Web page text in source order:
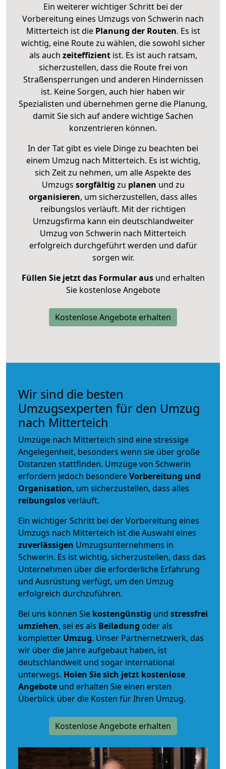
Ein weiterer wichtiger Schritt bei der
Vorbereitung eines Umzugs von Schwerin nach
Mitterteich ist diePlanung der Routen. Es ist
wichtig, eine Route zu wählen, die sowohl sicher
als auch zeiteffizientist. Es ist auch ratsam,
sicherzustellen, dass die Route frei von
Straßensperrungen und anderen Hindernissen
ist. Keine Sorgen, auch hier haben wir
Spezialisten und übernehmen gerne die Planung,
damit Sie sich auf andere wichtige Sachen
konzentrieren können.
In der Tat gibt es viele Dinge zu beachten bei
einem Umzug nach Mitterteich. Es ist wichtig,
sich Zeit zu nehmen, um alle Aspekte des
Umzugs sorgfältig zu planen und zu
organisieren, um sicherzustellen, dass alles
reibungslos verläuft. Mit der richtigen
Umzugsfirma kann ein deutschlandweiter
Umzug von Schwerin nach Mitterteich
erfolgreich durchgeführt werden und dafür
sorgen wir.
Füllen Sie jetzt das Formular ausund erhalten
Sie kostenlose Angebote
Kostenlose Angebote erhalten
Wir sind die besten
Umzugsexperten für den Umzug
nach Mitterteich
Umzüge nach Mitterteich sind eine stressige
Angelegenheit, besonders wenn sie über große
Distanzen stattfinden. Umzüge von Schwerin
erfordern jedoch besondereVorbereitung und
Organisation, um sicherzustellen, dass alles
reibungslosverläuft.
Ein wichtiger Schritt bei der Vorbereitung eines
Umzugs nach Mitterteich ist die Auswahl eines
zuverlässigen Umzugsunternehmens in
Schwerin. Es ist wichtig, sicherzustellen, dass das
Unternehmen über die erforderliche Erfahrung
und Ausrüstung verfügt, um den Umzug
erfolgreich durchzuführen.
Bei uns können Sie kostengünstig und stressfrei
umziehen, sei es als Beiladung oder als
kompletter Umzug. Unser Partnernetzwerk, das
wir über die Jahre aufgebaut haben, ist
deutschlandweit und sogar international
unterwegs. Holen Sie sich jetzt kostenlose
Angebote und erhalten Sie einen ersten
Überblick über die Kosten für Ihren Umzug.
Kostenlose Angebote erhalten